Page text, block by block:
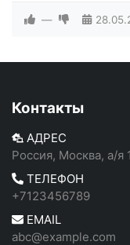
—
Контакты
АДРЕС
Россия, Москва, а/я
ТЕЛЕФОН
+7123456789
EMAIL
abc@example.com